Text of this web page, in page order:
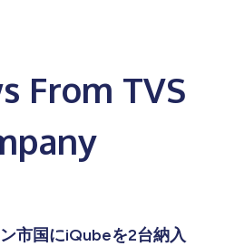
From TVS
市国にiQubeを2台納入